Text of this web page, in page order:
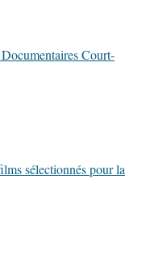
Court-
sélectionnés pour la